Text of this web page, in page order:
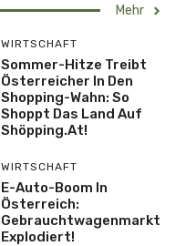
Mehr
WIRTSCHAFT
Sommer-Hitze Treibt
Österreicher In Den
Shopping-Wahn: So
Shoppt Das Land Auf
Shöpping.at!
WIRTSCHAFT
E-Auto-Boom In
Österreich:
Gebrauchtwagenmarkt
Explodiert!